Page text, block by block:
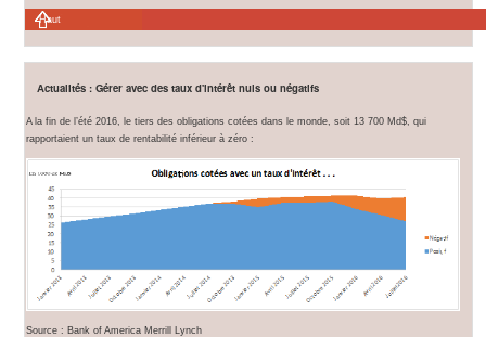
Haut
Actualités : Gérer avec des taux d'intérêt nuls ou négatifs
A la fin de l’été 2016, le tiers des obligations cotées dans le monde, soit 13 700 Md$, qui
rapportaient un taux de rentabilité inférieur à zéro :
Source : Bank of America Merrill Lynch